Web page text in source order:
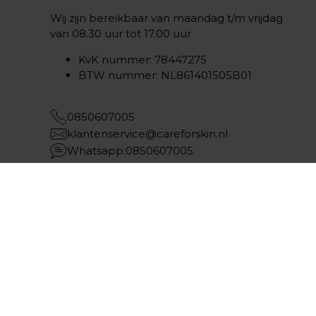
Wij zijn bereikbaar van maandag t/m vrijdag
van 08.30 uur tot 17.00 uur
KvK nummer: 78447275
BTW nummer: NL861401505B01
0850607005
klantenservice@careforskin.nl
Whatsapp:0850607005